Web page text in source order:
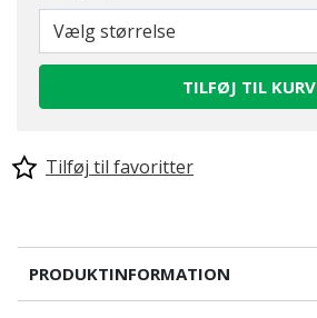
Vælg størrelse
TILFØJ TIL KURV
Tilføj til favoritter
PRODUKTINFORMATION